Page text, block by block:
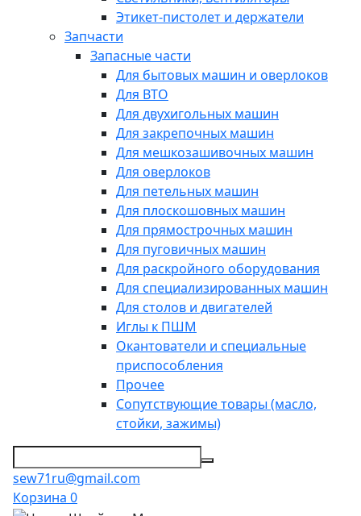
Этикет-пистолет и держатели
Запчасти
Запасные части
Для бытовых машин и оверлоков
Для ВТО
Для двухигольных машин
Для закрепочных машин
Для мешкозашивочных машин
Для оверлоков
Для петельных машин
Для плоскошовных машин
Для прямострочных машин
Для пуговичных машин
Для раскройного оборудования
Для специализированных машин
Для столов и двигателей
Иглы к ПШМ
Окантователи и специальные
приспособления
Прочее
Сопутствующие товары (масло,
стойки, зажимы)
sew71ru@gmail.com
Корзина 0